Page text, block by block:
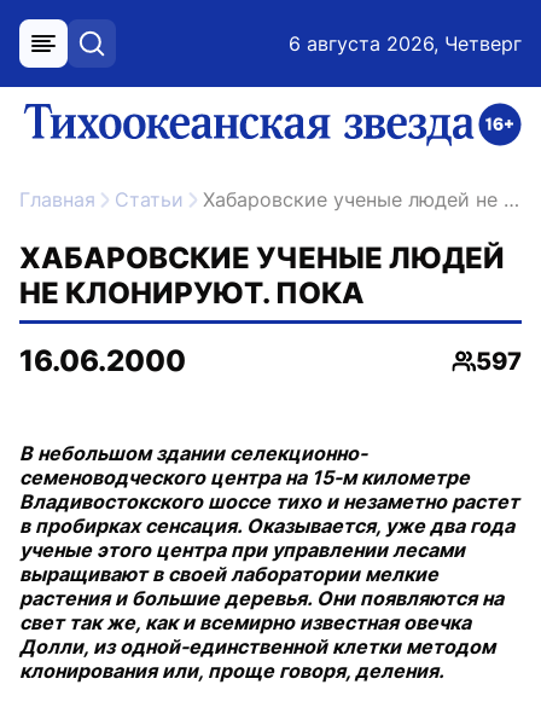
меню поиск 6 августа 2026, Четверг
ссылка на главную
Главная Статьи Хабаровские ученые людей не клонируют. Пока
ХАБАРОВСКИЕ УЧЕНЫЕ ЛЮДЕЙ
НЕ КЛОНИРУЮТ. ПОКА
16.06.2000
597
В небольшом здании селекционно-
семеноводческого центра на 15-м километре
Владивостокского шоссе тихо и незаметно растет
в пробирках сенсация. Оказывается, уже два года
ученые этого центра при управлении лесами
выращивают в своей лаборатории мелкие
растения и большие деревья. Они появляются на
свет так же, как и всемирно известная овечка
Долли, из одной-единственной клетки методом
клонирования или, проще говоря, деления.